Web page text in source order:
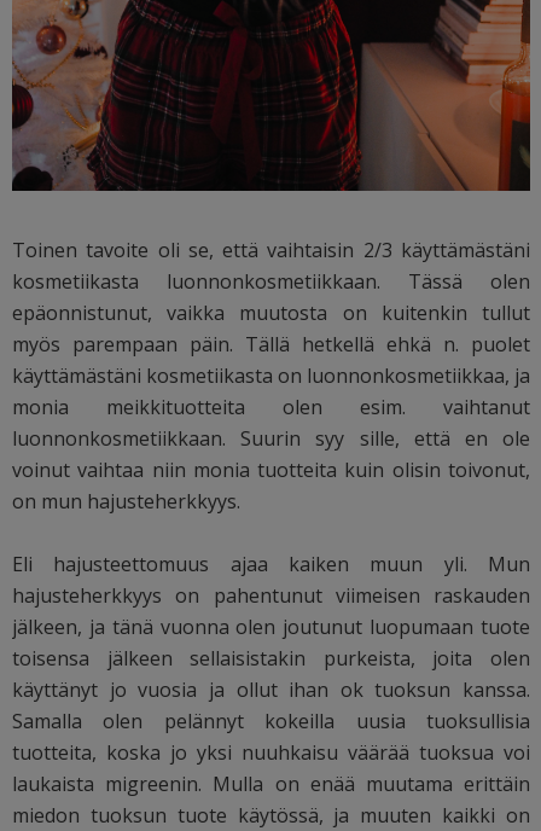
Toinen tavoite oli se, että vaihtaisin 2/3 käyttämästäni
kosmetiikasta luonnonkosmetiikkaan. Tässä olen
epäonnistunut, vaikka muutosta on kuitenkin tullut
myös parempaan päin. Tällä hetkellä ehkä n. puolet
käyttämästäni kosmetiikasta on luonnonkosmetiikkaa, ja
monia meikkituotteita olen esim. vaihtanut
luonnonkosmetiikkaan. Suurin syy sille, että en ole
voinut vaihtaa niin monia tuotteita kuin olisin toivonut,
on mun hajusteherkkyys.
Eli hajusteettomuus ajaa kaiken muun yli. Mun
hajusteherkkyys on pahentunut viimeisen raskauden
jälkeen, ja tänä vuonna olen joutunut luopumaan tuote
toisensa jälkeen sellaisistakin purkeista, joita olen
käyttänyt jo vuosia ja ollut ihan ok tuoksun kanssa.
Samalla olen pelännyt kokeilla uusia tuoksullisia
tuotteita, koska jo yksi nuuhkaisu väärää tuoksua voi
laukaista migreenin. Mulla on enää muutama erittäin
miedon tuoksun tuote käytössä, ja muuten kaikki on